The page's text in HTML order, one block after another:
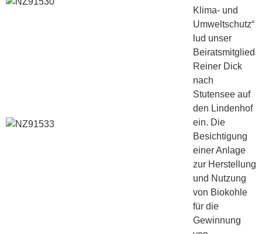
Klima- und
Umweltschutz“
lud unser
Beiratsmitglied
Reiner Dick
nach
Stutensee auf
den Lindenhof
ein. Die
Besichtigung
einer Anlage
zur Herstellung
und Nutzung
von Biokohle
für die
Gewinnung